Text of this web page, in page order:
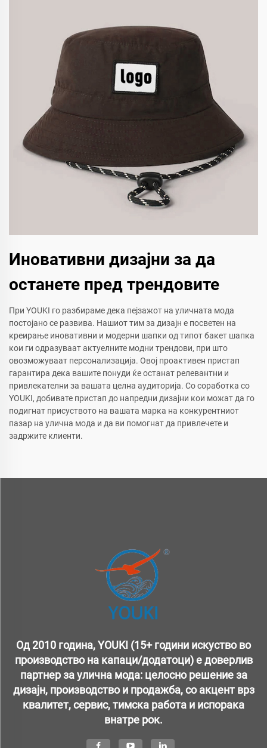
Иновативни дизајни за да
останете пред трендовите
При YOUKI го разбираме дека пејзажот на уличната мода
постојано се развива. Нашиот тим за дизајн е посветен на
креирање иновативни и модерни шапки од типот бакет шапка
кои ги одразуваат актуелните модни трендови, при што
овозможуваат персонализација. Овој проактивен пристап
гарантира дека вашите понуди ќе останат релевантни и
привлекателни за вашата целна аудиторија. Со соработка со
YOUKI, добивате пристап до напредни дизајни кои можат да го
подигнат присуството на вашата марка на конкурентниот
пазар на улична мода и да ви помогнат да привлечете и
задржите клиенти.
Од 2010 година, YOUKI (15+ години искуство во
производство на капаци/додатоци) е доверлив
партнер за улична мода: целосно решение за
дизајн, производство и продажба, со акцент врз
квалитет, сервис, тимска работа и испорака
внатре рок.